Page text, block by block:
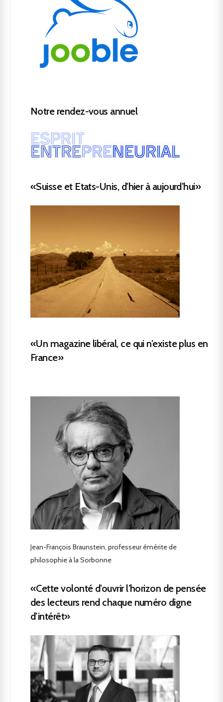
Notre rendez-vous annuel
«Suisse et Etats-Unis, d’hier à aujourd’hui»
«Un magazine libéral, ce qui n’existe plus en
France»
Jean-François Braunstein, professeur émérite de
philosophie à la Sorbonne
«Cette volonté d’ouvrir l’horizon de pensée
des lecteurs rend chaque numéro digne
d’intérêt»